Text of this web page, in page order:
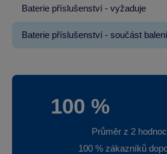
Baterie příslušenství - vyžaduje
Baterie příslušenství - součást balení
100 %
Průměr z 2
100 % zákazníků